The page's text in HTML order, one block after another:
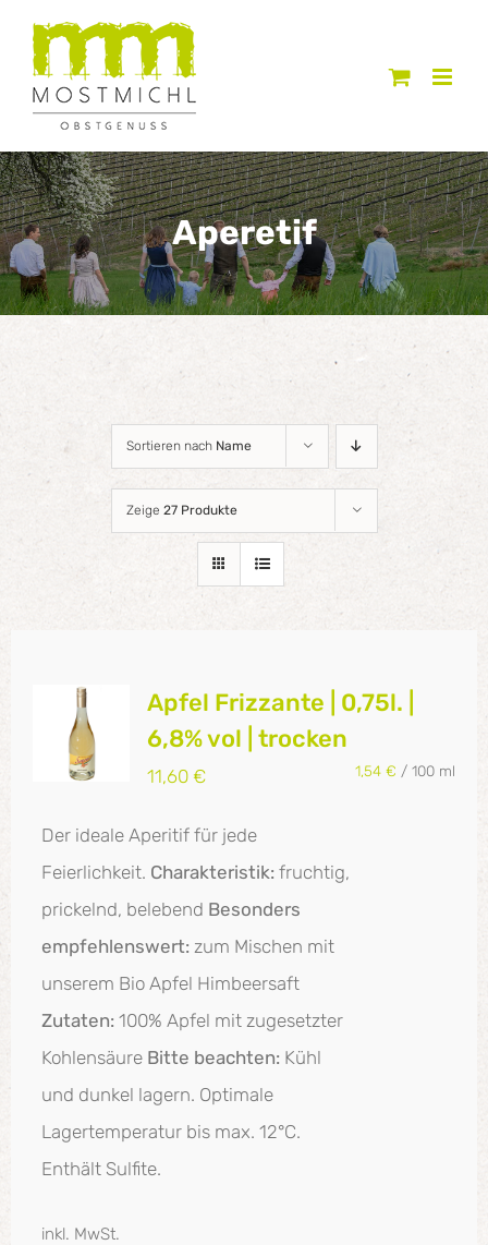
Zum
Inhalt
springen
Aperetif
Sortieren nach Name
Zeige 27 Produkte
Apfel Frizzante | 0,75l. |
6,8% vol | trocken
11,60 € 1,54 € / 100 ml
Der ideale Aperitif für jede
Feierlichkeit. Charakteristik: fruchtig,
prickelnd, belebend Besonders
empfehlenswert: zum Mischen mit
unserem Bio Apfel Himbeersaft
Zutaten: 100% Apfel mit zugesetzter
Kohlensäure Bitte beachten: Kühl
und dunkel lagern. Optimale
Lagertemperatur bis max. 12°C.
Enthält Sulfite.
inkl. MwSt.